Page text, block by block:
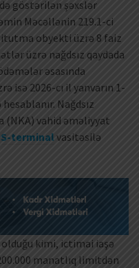
göstərilən şəxslər
Məcəllənin 219.1-ci
obyekti üzrə 8 faiz
üzrə nağdsız qaydada
əsasında
isə 2026-cı il yanvarın 1-
Nağdsız
(NKA) vahid əməliyyat
terminalvasitəsilə
olduğu kimi, ictimai iaşə
manatlıq limitdən